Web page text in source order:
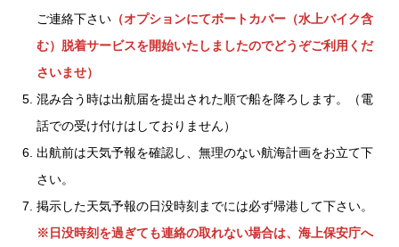
ご連絡下さい （オプションにてボートカバー（水上バイク含
む）脱着サービスを開始いたしましたのでどうぞご利用くだ
さいませ）
混み合う時は出航届を提出された順で船を降ろします。（電
話での受け付けはしておりません）
出航前は天気予報を確認し、無理のない航海計画をお立て下
さい。
掲示した天気予報の日没時刻までには必ず帰港して下さい。
※日没時刻を過ぎても連絡の取れない場合は、海上保安庁へ